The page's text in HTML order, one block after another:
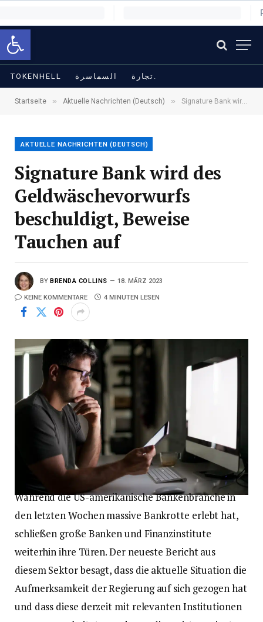
Symbolleiste öffnen
TOKENHELL السماسرة
Startseite » Aktuelle Nachrichten (Deutsch) » Signature Bank wird des Geldwäschevorwurfs beschuldigt, Beweise Tauchen auf
AKTUELLE NACHRICHTEN (DEUTSCH)
Signature Bank wird des
Geldwäschevorwurfs
beschuldigt, Beweise
Tauchen auf
BY BRENDA COLLINS 18. MÄRZ 2023
KEINE KOMMENTARE 4 MINUTEN LESEN
Während die US-amerikanische Bankenbranche in
den letzten Wochen massive Bankrotte erlebt hat,
schließen große Banken und Finanzinstitute
weiterhin ihre Türen. Der neueste Bericht aus
diesem Sektor besagt, dass die aktuelle Situation die
Aufmerksamkeit der Regierung auf sich gezogen hat
und dass diese derzeit mit relevanten Institutionen